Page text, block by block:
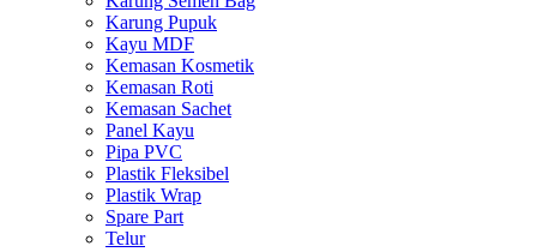
Karung Pupuk
Kayu MDF
Kemasan Kosmetik
Kemasan Roti
Kemasan Sachet
Panel Kayu
Pipa PVC
Plastik Fleksibel
Plastik Wrap
Spare Part
Telur